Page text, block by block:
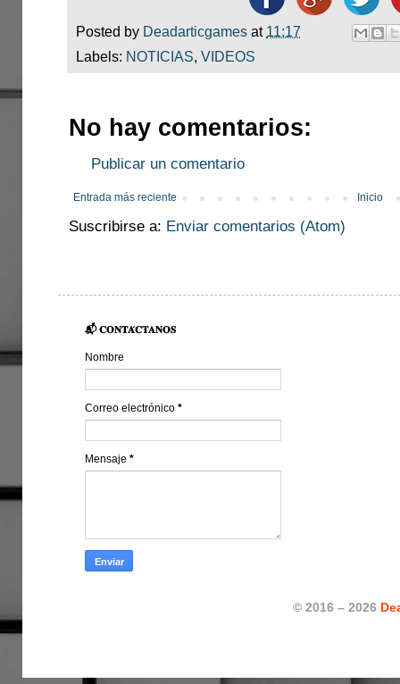
Posted by Deadarticgames at 11:17
Labels: NOTICIAS, VIDEOS
No hay comentarios:
Publicar un comentario
Entrada más reciente Inicio
Suscribirse a: Enviar comentarios (Atom)
📬 𝐂𝐎𝐍𝐓𝐀́𝐂𝐓𝐀𝐍𝐎𝐒
Nombre
Correo electrónico *
Mensaje *
© 2016 – 2026